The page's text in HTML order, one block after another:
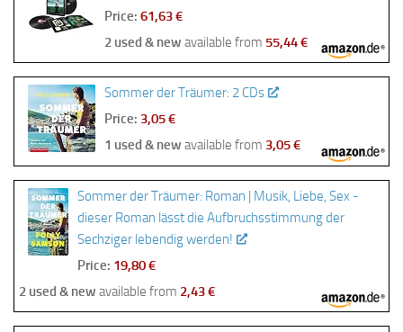
Price: 61,63 €
2 used & new available from 55,44 €
Sommer der Träumer: 2 CDs
Price: 3,05 €
1 used & new available from 3,05 €
Sommer der Träumer: Roman | Musik, Liebe, Sex -
dieser Roman lässt die Aufbruchsstimmung der
Sechziger lebendig werden!
Price: 19,80 €
2 used & new available from 2,43 €